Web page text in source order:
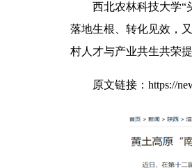
西北农林科技大学“
落地生根、转化见效，
村人才与产业共生共荣
原文链接： https://